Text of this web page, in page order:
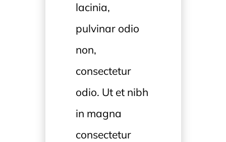
lacinia,
pulvinar odio
non,
consectetur
odio. Ut et nibh
in magna
consectetur